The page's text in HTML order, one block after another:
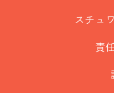
スチュ
責